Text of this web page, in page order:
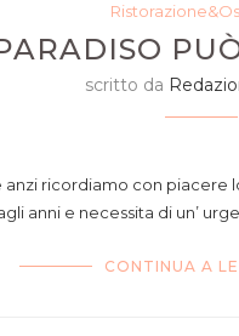
scritto da
sagne e fagili, un
anzi ricordiamo con
anni e necessita di un’
CONTINUA A